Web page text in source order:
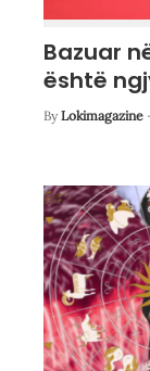
Bazuar
është
By Lokimagazine